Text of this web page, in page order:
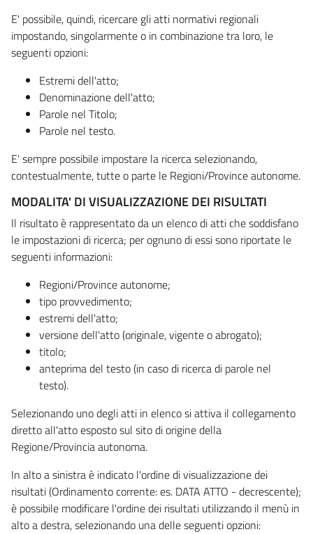
E' possibile, quindi, ricercare gli atti normativi regionali
impostando, singolarmente o in combinazione tra loro, le
seguenti opzioni:
Estremi dell'atto;
Denominazione dell'atto;
Parole nel Titolo;
Parole nel testo.
E' sempre possibile impostare la ricerca selezionando,
contestualmente, tutte o parte le Regioni/Province autonome.
MODALITA' DI VISUALIZZAZIONE DEI RISULTATI
Il risultato è rappresentato da un elenco di atti che soddisfano
le impostazioni di ricerca; per ognuno di essi sono riportate le
seguenti informazioni:
Regioni/Province autonome;
tipo provvedimento;
estremi dell'atto;
versione dell'atto (originale, vigente o abrogato);
titolo;
anteprima del testo (in caso di ricerca di parole nel
testo).
Selezionando uno degli atti in elenco si attiva il collegamento
diretto all'atto esposto sul sito di origine della
Regione/Provincia autonoma.
In alto a sinistra è indicato l'ordine di visualizzazione dei
risultati (Ordinamento corrente: es. DATA ATTO - decrescente);
è possibile modificare l'ordine dei risultati utilizzando il menù in
alto a destra, selezionando una delle seguenti opzioni: